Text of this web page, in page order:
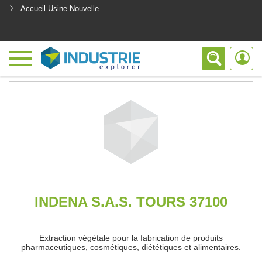
Accueil Usine Nouvelle
INDENA S.A.S. TOURS 37100
Extraction végétale pour la fabrication de produits
pharmaceutiques, cosmétiques, diététiques et alimentaires.